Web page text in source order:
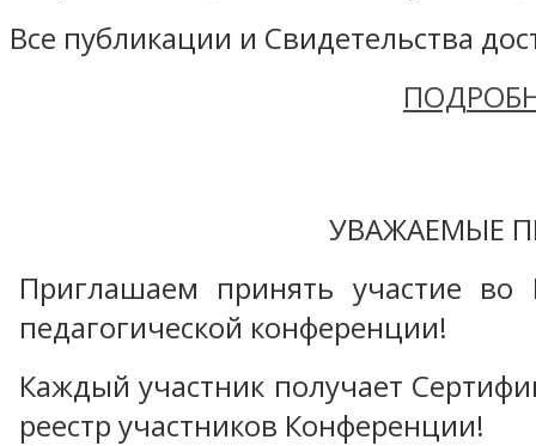
Все публикации и Свидетельства
УВАЖАЕМЫЕ
Приглашаем принять участие во
педагогической конференции!
Каждый участник получает
реестр участников Конференции!